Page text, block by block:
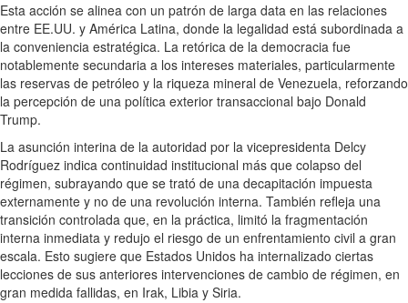
Esta acción se alinea con un patrón de larga data en las relaciones
entre EE.UU. y América Latina, donde la legalidad está subordinada a
la conveniencia estratégica. La retórica de la democracia fue
notablemente secundaria a los intereses materiales, particularmente
las reservas de petróleo y la riqueza mineral de Venezuela, reforzando
la percepción de una política exterior transaccional bajo Donald
Trump.
La asunción interina de la autoridad por la vicepresidenta Delcy
Rodríguez indica continuidad institucional más que colapso del
régimen, subrayando que se trató de una decapitación impuesta
externamente y no de una revolución interna. También refleja una
transición controlada que, en la práctica, limitó la fragmentación
interna inmediata y redujo el riesgo de un enfrentamiento civil a gran
escala. Esto sugiere que Estados Unidos ha internalizado ciertas
lecciones de sus anteriores intervenciones de cambio de régimen, en
gran medida fallidas, en Irak, Libia y Siria.